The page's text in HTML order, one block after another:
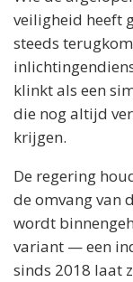
veiligheid heeft
steeds
klinkt als een
die nog altijd
krijgen.
De regering
de omvang van
wordt
variant — een
sinds 2018 laat